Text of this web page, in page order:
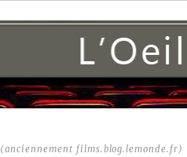
(anciennement films.blog.lemonde.fr)